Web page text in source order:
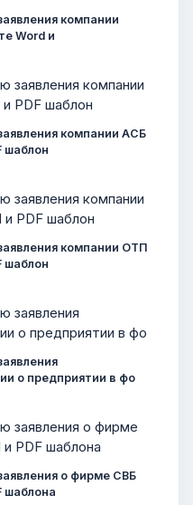
компании
Word и
компании АСБ
шаблон
компании ОТП
шаблон
о предприятии в фо
о фирме СВБ
шаблона